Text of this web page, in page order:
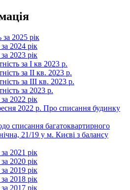
за 2025 рік
2024 рік
2023 рік
за І кв 2023 р.
за ІІ кв. 2023 р.
за ІІІ кв. 2023 р.
за 2023 р.
2022 рік
2022 р. Про списання будинку
багатоквартирного
21/19 у м. Києві з балансу
2021 рік
2020 рік
2019 рік
2018 рік
2017 рік